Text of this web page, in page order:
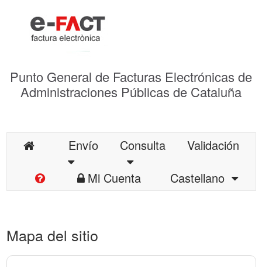
Punto General de Facturas Electrónicas de
Administraciones Públicas de Cataluña
Envío Consulta
Validación
Mi Cuenta
Castellano
Mapa del sitio